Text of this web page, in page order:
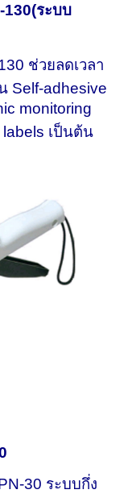
ระบบ
ช่วยลดเวลา
Self-adhesive
monitoring
labels เป็นต้น
30 ระบบกึ่ง